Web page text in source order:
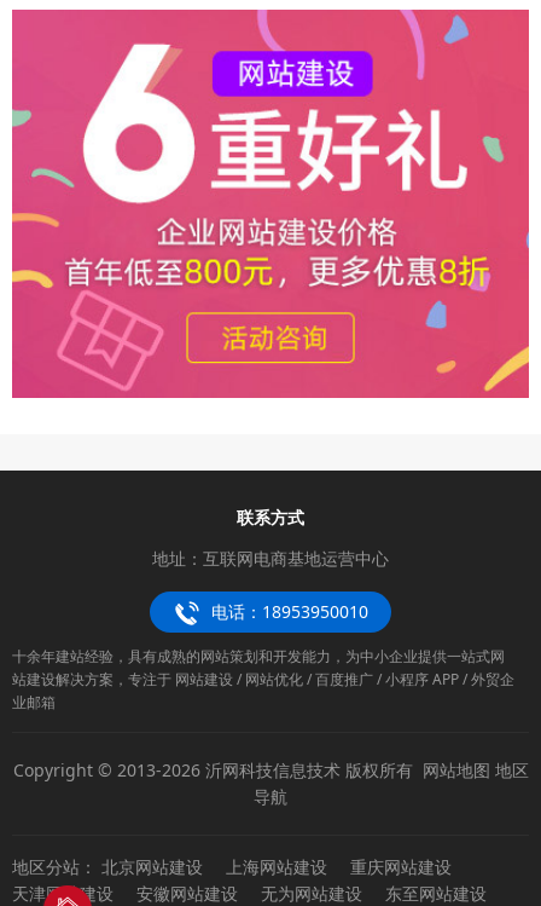
联系方式
地址：互联网电商基地运营中心
电话：18953950010
十余年建站经验，具有成熟的网站策划和开发能力，为中小企业提供一站式网
站建设解决方案，专注于 网站建设 / 网站优化 / 百度推广 / 小程序 APP / 外贸企
业邮箱
Copyright © 2013-2026 沂网科技信息技术 版权所有 网站地图 地区
导航
地区分站： 北京网站建设 上海网站建设
重庆网站建设
天津网站建设
安徽网站建设 无为网站建设 东至网站建设